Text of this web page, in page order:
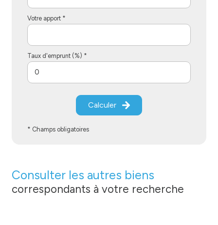
Votre apport *
Taux d'emprunt (%) *
Calculer
* Champs obligatoires
Consulter les autres biens
correspondants à votre recherche